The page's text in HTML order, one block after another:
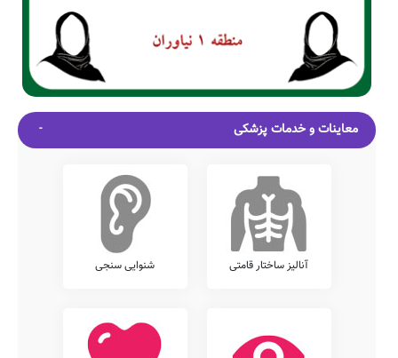
معاینات و خدمات پزشکی
آنالیز ساختار قامتی شنوایی سنجی